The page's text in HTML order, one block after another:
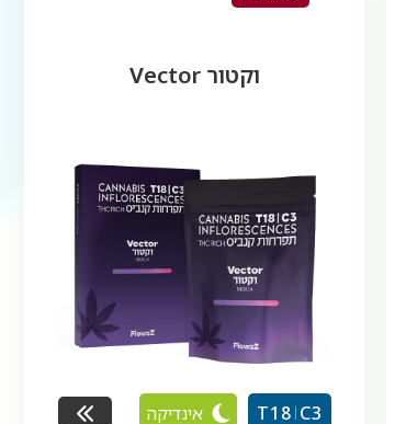
וקטור Vector
C3
T18 אינדיקה